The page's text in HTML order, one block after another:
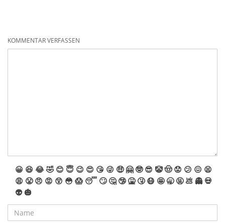
KOMMENTAR VERFASSEN
😀 😆 😂🤣 😊 😇 😉 😍 😘 😜 🤑 🤗 🤓 😎 🤡🤠 😟 😕 😖 😫
😩 😤 😠 😡 😲 😳 😱 😴 🙄 🤔 🤥 🤮 🤧 😷 🤩 🥱 🤬 💩 👻 💀
👽 🎃